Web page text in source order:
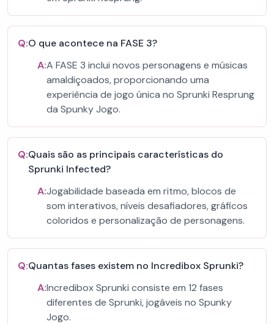
Q:O que acontece na FASE 3?
A:A FASE 3 inclui novos personagens e músicas
amaldiçoados, proporcionando uma
experiência de jogo única no Sprunki Resprung
da Spunky Jogo.
Q:Quais são as principais características do
Sprunki Infected?
A:Jogabilidade baseada em ritmo, blocos de
som interativos, níveis desafiadores, gráficos
coloridos e personalização de personagens.
Q:Quantas fases existem no Incredibox Sprunki?
A:Incredibox Sprunki consiste em 12 fases
diferentes de Sprunki, jogáveis no Spunky
Jogo.